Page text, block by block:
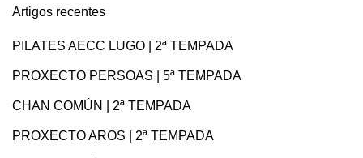
Artigos recentes
PILATES AECC LUGO | 2ª TEMPADA
PROXECTO PERSOAS | 5ª TEMPADA
CHAN COMÚN | 2ª TEMPADA
PROXECTO AROS | 2ª TEMPADA